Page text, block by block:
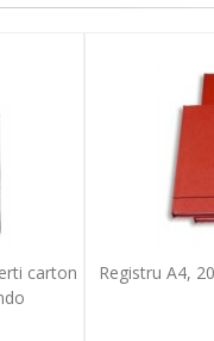
carton
Registru A4,